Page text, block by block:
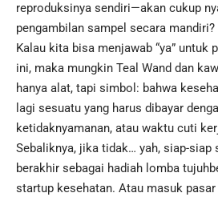
reproduksinya sendiri—akan cukup
pengambilan sampel secara mandiri?
Kalau kita bisa menjawab “ya” untuk
ini, maka mungkin Teal Wand dan
hanya alat, tapi simbol: bahwa
lagi sesuatu yang harus dibayar
ketidaknyamanan, atau waktu cuti
Sebaliknya, jika tidak… yah, siap-siap
berakhir sebagai hadiah lomba
startup kesehatan. Atau masuk